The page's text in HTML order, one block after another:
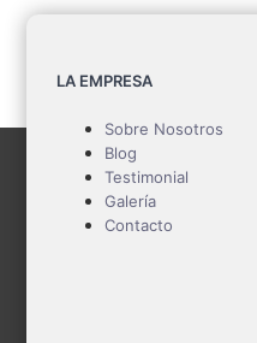
Mejor paquete
LA EMPRESA
Sobre Nosotros
Blog
Testimonial
Galería
Contacto